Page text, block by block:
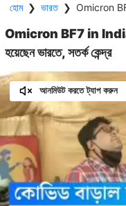
হোম ❯ ভারত ❯
Omicron BF7 in India:
হয়েছেন ভারতে, সতর্ক কেন্দ্র
আনমিউট করতে ট্যাপ করুন